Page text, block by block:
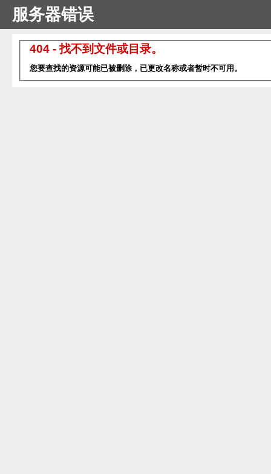
服务器错误
404 - 找不到文件或目录。
您要查找的资源可能已被删除，已更改名称或者暂时不可用。